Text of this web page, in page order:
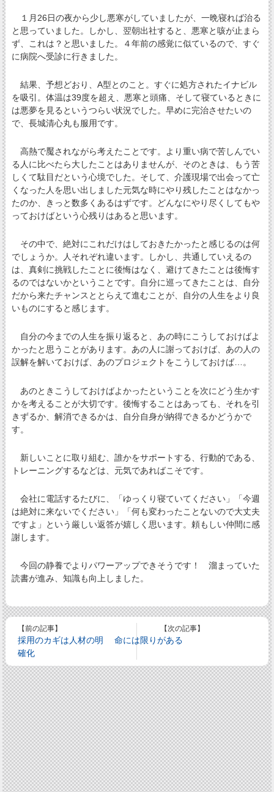
１月26日の夜から少し悪寒がしていましたが、一晩寝れば治る
と思っていました。しかし、翌朝出社すると、悪寒と咳が止まら
ず、これは？と思いました。４年前の感覚に似ているので、すぐ
に病院へ受診に行きました。
結果、予想どおり、A型とのこと。すぐに処方されたイナビル
を吸引。体温は39度を超え、悪寒と頭痛、そして寝ているときに
は悪夢を見るというつらい状況でした。早めに完治させたいの
で、長城清心丸も服用です。
高熱で魘されながら考えたことです。より重い病で苦しんでい
る人に比べたら大したことはありませんが、そのときは、もう苦
しくて駄目だという心境でした。そして、介護現場で出会って亡
くなった人を思い出しました元気な時にやり残したことはなかっ
たのか、きっと数多くあるはずです。どんなにやり尽くしてもや
っておけばという心残りはあると思います。
その中で、絶対にこれだけはしておきたかったと感じるのは何
でしょうか。人それぞれ違います。しかし、共通していえるの
は、真剣に挑戦したことに後悔はなく、避けてきたことは後悔す
るのではないかということです。自分に巡ってきたことは、自分
だから来たチャンスととらえて進むことが、自分の人生をより良
いものにすると感じます。
自分の今までの人生を振り返ると、あの時にこうしておけばよ
かったと思うことがあります。あの人に謝っておけば、あの人の
誤解を解いておけば、あのプロジェクトをこうしておけば…。
あのときこうしておけばよかったということを次にどう生かす
かを考えることが大切です。後悔することはあっても、それを引
きずるか、解消できるかは、自分自身が納得できるかどうかで
す。
新しいことに取り組む、誰かをサポートする、行動的である、
トレーニングするなどは、元気であればこそです。
会社に電話するたびに、「ゆっくり寝ていてください」「今週
は絶対に来ないでください」「何も変わったことないので大丈夫
ですよ」という厳しい返答が嬉しく思います。頼もしい仲間に感
謝します。
今回の静養でよりパワーアップできそうです！ 溜まっていた
読書が進み、知識も向上しました。
【前の記事】
採用のカギは人材の明
確化
【次の記事】
命には限りがある